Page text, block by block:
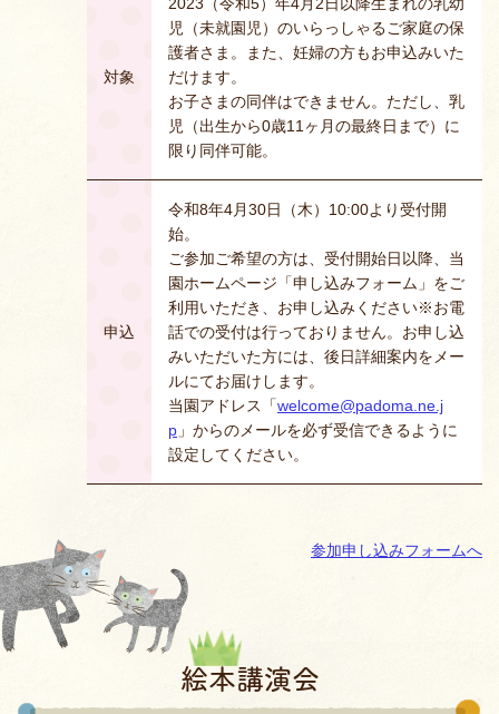
対象
2023（令和5）年4月2日以降生まれの乳幼
児（未就園児）のいらっしゃるご家庭の保
護者さま。また、妊婦の方もお申込みいた
だけます。
お子さまの同伴はできません。ただし、乳
児（出生から0歳11ヶ月の最終日まで）に
限り同伴可能。
申込
令和8年4月30日（木）10:00より受付開
始。
ご参加ご希望の方は、受付開始日以降、当
園ホームページ「申し込みフォーム」をご
利用いただき、お申し込みください※お電
話での受付は行っておりません。お申し込
みいただいた方には、後日詳細案内をメー
ルにてお届けします。
当園アドレス「welcome@padoma.ne.j
p 」からのメールを必ず受信できるように
設定してください。
参加申し込みフォームへ
絵本講演会